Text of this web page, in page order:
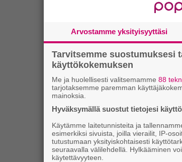
Arvostamme yksityisyyttäsi
Tarvitsemme suostumuksesi
käyttökokemuksen
Me ja huolellisesti valitsemamme 88
tarjotaksemme paremman
mainoksia.
Hyväksymällä suostut tietojesi
Käytämme laitetunnisteita ja
esimerkiksi sivuista, joilla vierailit, IP-
tutustumaan yksityiskohtaisesti
seuraavalla välilehdellä. Hylkääminen
käytettävyyteen.